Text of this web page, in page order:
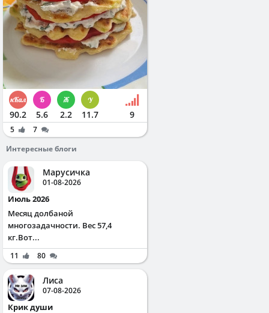
90.2 5.6 2.2 11.7 9
5
7
Интересные блоги
Марусичка
01-08-2026
Июль 2026
Месяц долбаной
многозадачности. Вес 57,4
кг.Вот...
11 80
Лиса
07-08-2026
Крик души